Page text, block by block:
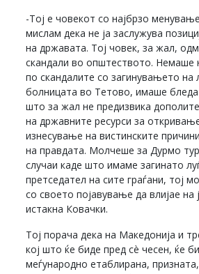
-Тој е човекот со најбрзо
мислам дека не ја заслужува
на државата. Тој човек, за жал,
скандали во општеството. Немаше
по скандалите со загинувањето на
болницата во Тетово, имаше бледа
што за жал не предизвика
на државните ресурси за
изнесување на вистинските
на правдата. Молчеше за Дурмо
случаи каде што имаме загинато
претседател на сите граѓани, тој
со своето појавување да влијае
истакна Ковачки.
Тој порача дека на Македонија и
кој што ќе биде пред сè чесен, ќе
меѓународно етаблирана,